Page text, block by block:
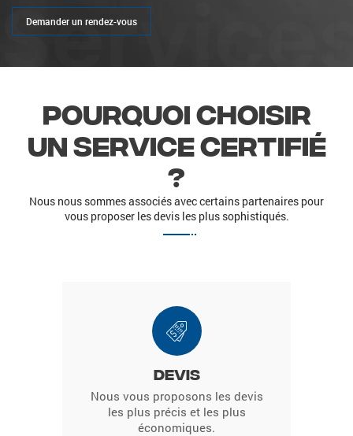
Demander un rendez-vous
Pourquoi choisir
un service certifié
?
Nous nous sommes associés avec certains partenaires pour
vous proposer les devis les plus sophistiqués.
Devis
Nous vous proposons les devis
les plus précis et les plus
économiques.